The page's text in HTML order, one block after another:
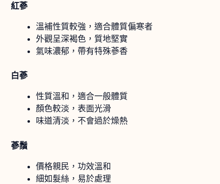
紅蔘
溫補性質較強，適合體質偏寒者
外觀呈深褐色，質地堅實
氣味濃郁，帶有特殊蔘香
白蔘
性質溫和，適合一般體質
顏色較淡，表面光滑
味道清淡，不會過於燥熱
蔘鬚
價格親民，功效溫和
細如髮絲，易於處理